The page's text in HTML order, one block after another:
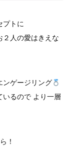
プトに
２人の愛はきえな
ンゲージリング
いるので より一層
！